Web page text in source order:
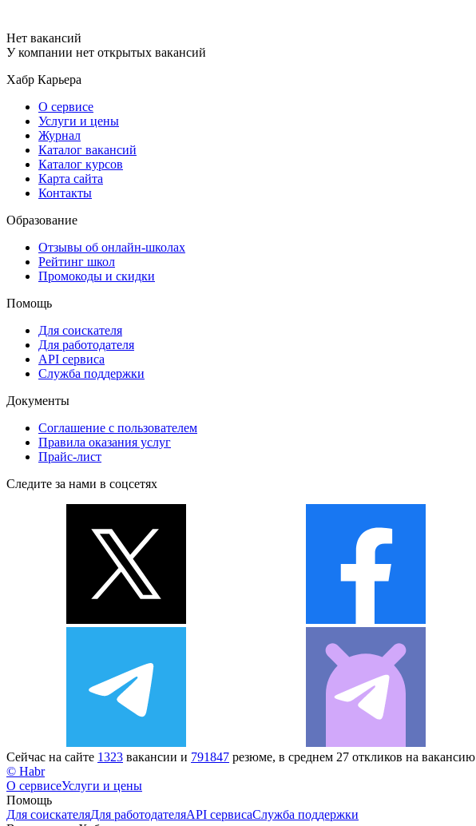
Нет вакансий
У компании нет открытых вакансий
Хабр Карьера
О сервисе
Услуги и цены
Журнал
Каталог вакансий
Каталог курсов
Карта сайта
Контакты
Образование
Отзывы об онлайн-школах
Рейтинг школ
Промокоды и скидки
Помощь
Для соискателя
Для работодателя
API сервиса
Служба поддержки
Документы
Соглашение с пользователем
Правила оказания услуг
Прайс-лист
Следите за нами в соцсетях
Сейчас на сайте 1323 вакансии и 791847 резюме, в среднем 27 откликов на вакансию
© Habr
О сервисеУслуги и цены
Помощь
Для соискателяДля работодателяAPI сервисаСлужба поддержки